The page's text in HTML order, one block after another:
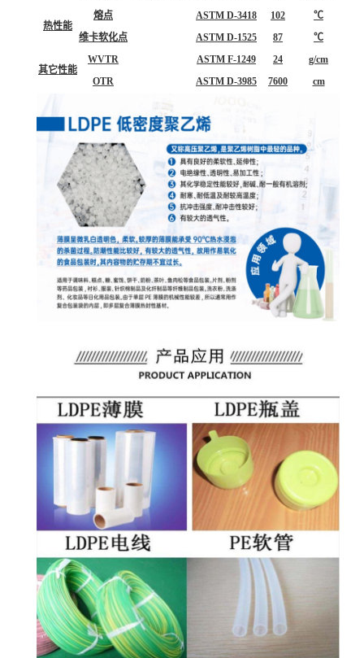
热性能
熔点 ASTM D-3418 102
℃
维卡软化点
ASTM D-1525 87 ℃
其它性能
WVTR ASTM F-1249 24
g/cm
OTR
ASTM D-3985 7600 cm